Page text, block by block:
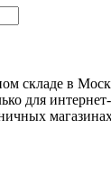
складе в
для